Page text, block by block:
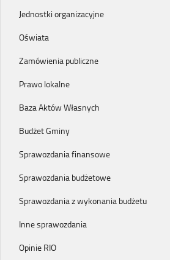
Jednostki organizacyjne
Oświata
Zamówienia publiczne
Prawo lokalne
Baza Aktów Własnych
Budżet Gminy
Sprawozdania finansowe
Sprawozdania budżetowe
Sprawozdania z wykonania budżetu
Inne sprawozdania
Opinie RIO